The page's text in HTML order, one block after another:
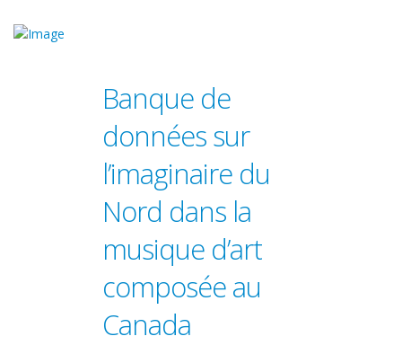
Banque de
données sur
l’imaginaire du
Nord dans la
musique d’art
composée au
Canada